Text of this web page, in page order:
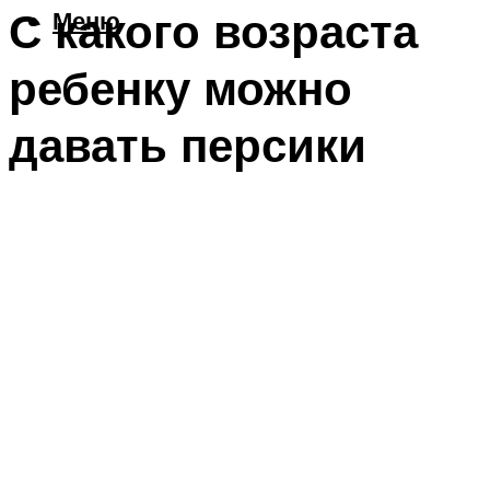
Меню
С какого возраста
ребенку можно
давать персики